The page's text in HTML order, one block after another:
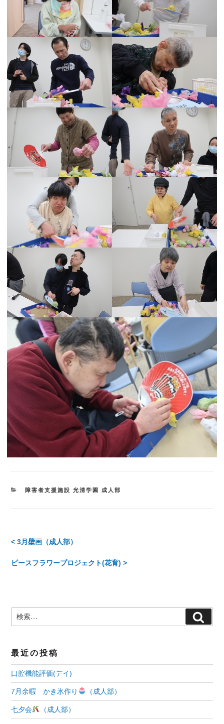
カ
障害者支援施設 光清学園 成人部
投
稿
ビ
ゲ
ー
シ
ョ
ン
< 3月壁画（成人部）
ピースフラワープロジェクト(花育) >
索
最近の投稿
口腔機能評価(デイ)
7月余暇 かき氷作り （成人部）
七夕会 （成人部）